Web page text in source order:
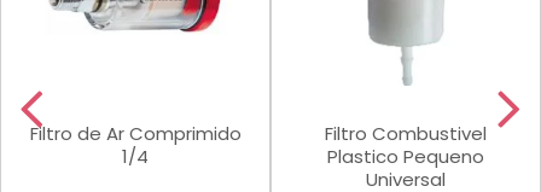
Filtro de Ar Comprimido
1/4
Filtro Combustivel
Plastico Pequeno
Universal